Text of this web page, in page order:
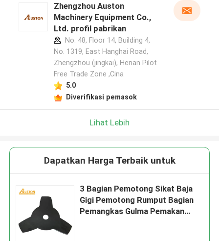
Zhengzhou Auston
Machinery Equipment Co.,
Ltd. profil pabrikan
No. 48, Floor 14, Building 4,
No. 1319, East Hanghai Road,
Zhengzhou (jingkai), Henan Pilot
Free Trade Zone ,Cina
5.0
Diverifikasi pemasok
Lihat Lebih
Dapatkan Harga Terbaik untuk
3 Bagian Pemotong Sikat Baja
Gigi Pemotong Rumput Bagian
Pemangkas Gulma Pemakan